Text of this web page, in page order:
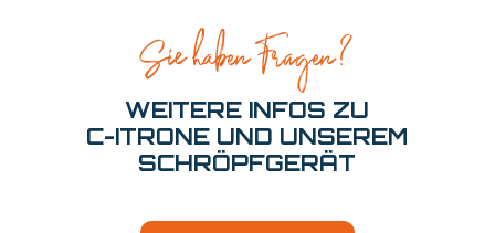
Sie haben Fragen?
WEITERE INFOS ZU
C-ITRONE UND UNSEREM
SCHRÖPFGERÄT